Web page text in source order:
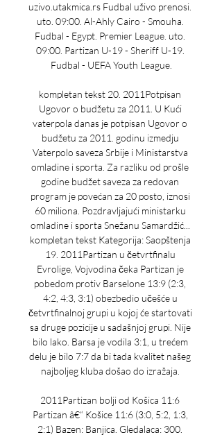
uzivo.utakmica.rs Fudbal uživo prenosi.
uto. 09:00. Al-Ahly Cairo - Smouha.
Fudbal - Egypt. Premier League. uto.
09:00. Partizan U-19 - Sheriff U-19.
Fudbal - UEFA Youth League.
kompletan tekst 20. 2011Potpisan
Ugovor o budžetu za 2011. U Kući
vaterpola danas je potpisan Ugovor o
budžetu za 2011. godinu izmedju
Vaterpolo saveza Srbije i Ministarstva
omladine i sporta. Za razliku od prošle
godine budžet saveza za redovan
program je povećan za 20 posto, iznosi
60 miliona. Pozdravljajući ministarku
omladine i sporta Snežanu Samardžić...
kompletan tekst Kategorija: Saopštenja
19. 2011Partizan u četvrtfinalu
Evrolige, Vojvodina čeka Partizan je
pobedom protiv Barselone 13:9 (2:3,
4:2, 4:3, 3:1) obezbedio učešće u
četvrtfinalnoj grupi u kojoj će startovati
sa druge pozicije u sadašnjoj grupi. Nije
bilo lako. Barsa je vodila 3:1, u trećem
delu je bilo 7:7 da bi tada kvalitet našeg
najboljeg kluba došao do izražaja.
2011Partizan bolji od Košica 11:6
Partizan â€“ Košice 11:6 (3:0, 5:2, 1:3,
2:1) Bazen: Banjica. Gledalaca: 300.